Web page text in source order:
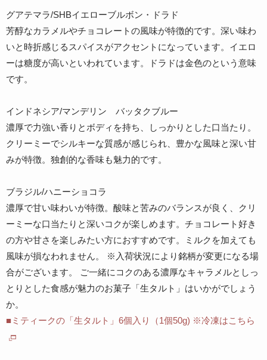
グアテマラ/SHBイエローブルボン・ドラド
芳醇なカラメルやチョコレートの風味が特徴的です。深い味わ
いと時折感じるスパイスがアクセントになっています。イエロ
ーは糖度が高いといわれています。ドラドは金色のという意味
です。
インドネシア/マンデリン バッタクブルー
濃厚で力強い香りとボディを持ち、しっかりとした口当たり。
クリーミーでシルキーな質感が感じられ、豊かな風味と深い甘
みが特徴。独創的な香味も魅力的です。
ブラジル/ハニーショコラ
濃厚で甘い味わいが特徴。酸味と苦みのバランスが良く、クリ
ーミーな口当たりと深いコクが楽しめます。チョコレート好き
の方や甘さを楽しみたい方におすすめです。ミルクを加えても
風味が損なわれません。 ※入荷状況により銘柄が変更になる場
合がございます。 ご一緒にコクのある濃厚なキャラメルとしっ
とりとした食感が魅力のお菓子「生タルト」はいかがでしょう
か。
■ミティークの「生タルト」6個入り（1個50g) ※冷凍はこちら